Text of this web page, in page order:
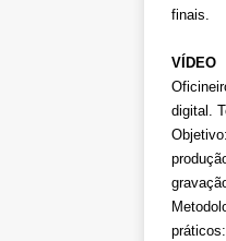
finais.
VÍDEO
digital.